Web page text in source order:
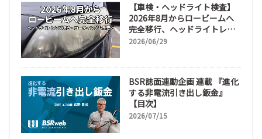
【車検・ヘッドライト検査】
2026年8月からロービームへ
完全移行、ヘッドライトレン
ズ磨き・コーティングも重要
2026/06/29
BSR誌面連動企画 連載 『進化
する非電流引き出し鈑金』
【目次】
2026/07/15